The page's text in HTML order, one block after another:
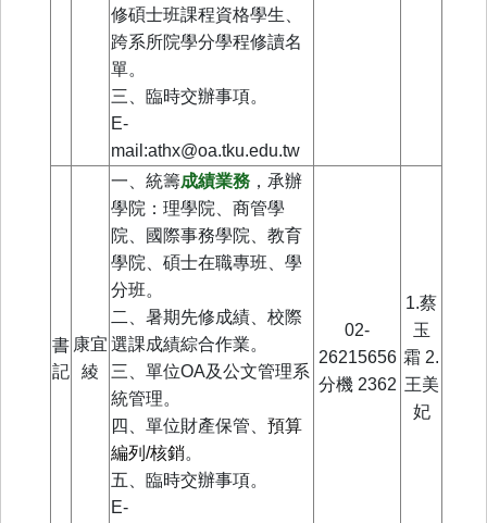
修碩士班課程資格學生、
跨系所院學分學程修讀名
單。
三、臨時交辦事項。
E-
mail:athx@oa.tku.edu.tw
書
記
康宜
綾
一、統籌成績業務 ，承辦
學院：理學院、商管學
院、國際事務學院、教育
學院、碩士在職專班、學
分班。
二、暑期先修成績、校際
選課成績綜合作業。
三、單位OA及公文管理系
統管理。
四、單位財產保管、 預算
編列/核銷。
五、臨時交辦事項。
E-
02-
26215656
分機 2362
1.蔡
玉
霜 2.
王美
妃